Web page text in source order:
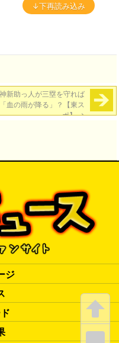
↓下再読み込み
新助っ人が三塁を守れば
「血の雨が降る」？【東ス
ポ】→
ジ